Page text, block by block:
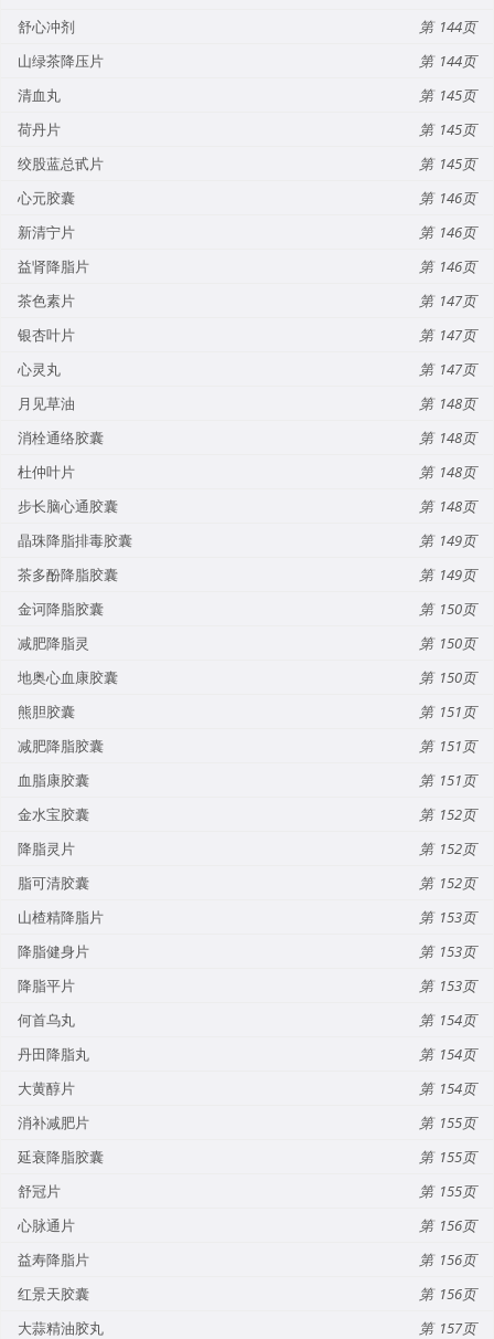
舒心冲剂
144
山绿茶降压片
144
清血丸
145
荷丹片
145
绞股蓝总甙片
145
心元胶囊
146
新清宁片
146
益肾降脂片
146
茶色素片
147
银杏叶片
147
心灵丸
147
月见草油
148
消栓通络胶囊
148
杜仲叶片
148
步长脑心通胶囊
148
晶珠降脂排毒胶囊
149
茶多酚降脂胶囊
149
金诃降脂胶囊
150
减肥降脂灵
150
地奥心血康胶囊
150
熊胆胶囊
151
减肥降脂胶囊
151
血脂康胶囊
151
金水宝胶囊
152
降脂灵片
152
脂可清胶囊
152
山楂精降脂片
153
降脂健身片
153
降脂平片
153
何首乌丸
154
丹田降脂丸
154
大黄醇片
154
消补减肥片
155
延衰降脂胶囊
155
舒冠片
155
心脉通片
156
益寿降脂片
156
红景天胶囊
156
大蒜精油胶丸
157